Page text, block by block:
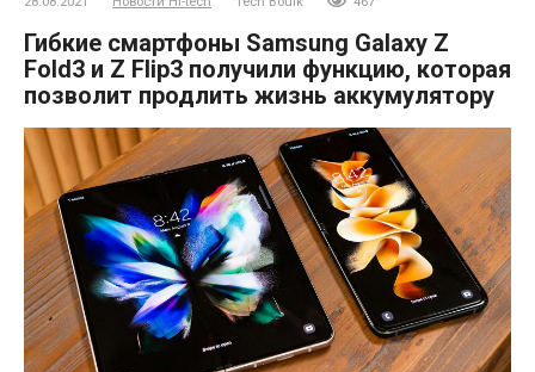
Гибкие смартфоны Samsung Galaxy Z
Fold3 и Z Flip3 получили функцию, которая
позволит продлить жизнь аккумулятору